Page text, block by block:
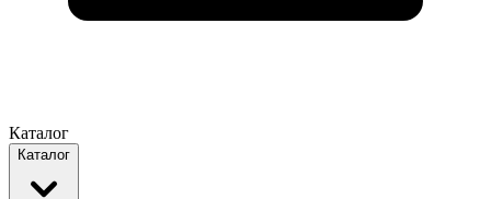
Каталог
Каталог